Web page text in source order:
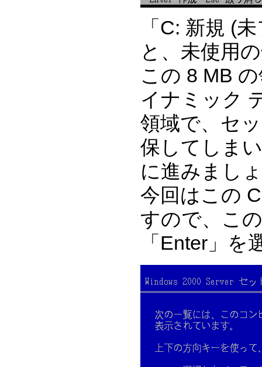
「C: 新規 (
と、未使用
この 8 MB
イナミック
領域で、セ
保してしま
に進みまし
今回はこの
すので、こ
「Enter」を